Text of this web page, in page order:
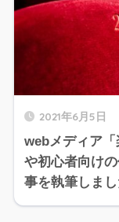
2021年6月5日
webメディア
や初心者向け
事を執筆しま